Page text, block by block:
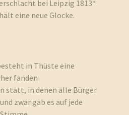
bei Leipzig 1813“
eine neue Glocke.
in Thüste eine
fanden
statt, in denen alle Bürger
zwar gab es auf jede